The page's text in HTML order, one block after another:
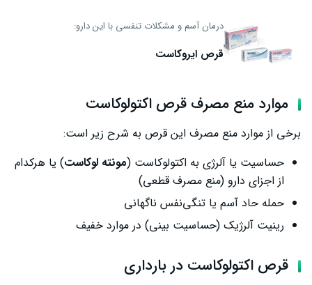
درمان آسم و مشکلات تنفسی با این دارو:
قرص ایروکاست
موارد منع مصرف قرص اکتولوکاست
برخی از موارد منع مصرف این قرص به شرح زیر است:
حساسیت یا آلرژی به اکتولوکاست (مونته لوکاست) یا هرکدام
از اجزای دارو (منع مصرف قطعی)
حمله حاد آسم یا تنگی‌نفس ناگهانی
رینیت آلرژیک (حساسیت بینی) در موارد خفیف
قرص اکتولوکاست در بارداری